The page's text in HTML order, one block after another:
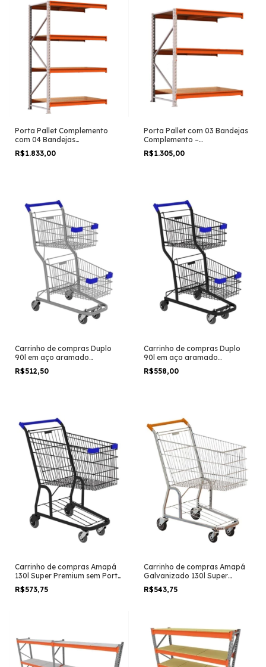
Porta Pallet Complemento
com 04 Bandejas
3,00×1,80×0,80cm – AMAPÁ –
11111
R$1.833,00
Porta Pallet com 03 Bandejas
Complemento –
2,00×1,80×0,80cm – AMAPÁ –
11113
R$1.305,00
Carrinho de compras Duplo
90l em aço aramado
Reforçado Galvanizado
R$512,50
Carrinho de compras Duplo
90l em aço aramado
Reforçado Preto
R$558,00
Carrinho de compras Amapá
130l Super Premium sem Porta
Bebê Preto
R$573,75
Carrinho de compras Amapá
Galvanizado 130l Super
Premium sem Porta Bebê
R$543,75